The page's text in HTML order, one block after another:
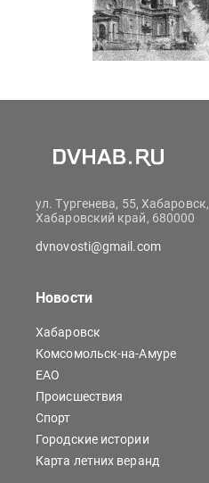
ул. Тургенева, 55, Хабаровск,
Хабаровский край, 680000
dvnovosti@gmail.com
Новости
Хабаровск
Комсомольск-на-Амуре
ЕАО
Происшествия
Спорт
Городские истории
Карта летних веранд